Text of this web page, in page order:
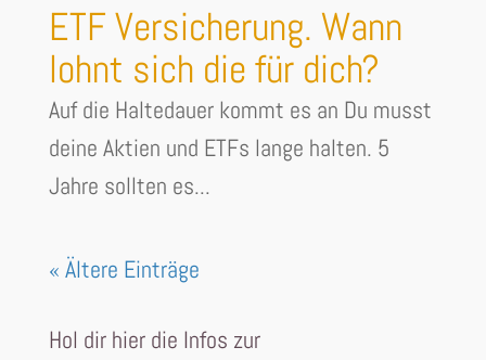
ETF Versicherung. Wann
lohnt sich die für dich?
Auf die Haltedauer kommt es an Du musst
deine Aktien und ETFs lange halten. 5
Jahre sollten es...
« Ältere Einträge
Hol dir hier die Infos zur